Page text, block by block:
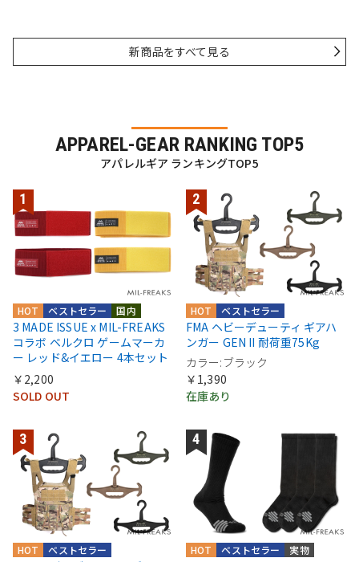
新商品をすべて見る
APPAREL-GEAR RANKING TOP5
アパレルギア ランキングTOP5
国内
ベストセラー
HOT
3 MADE ISSUE x MIL-FREAKS
コラボ ベルクロ ゲームマーカ
ー レッド&イエロー 4本セット
￥2,200
SOLD OUT
ベストセラー
HOT
FMA ヘビーデューティ ギアハ
ンガー GEN II 耐荷重75Kg
カラー:ブラック
￥1,390
在庫あり
ベストセラー
HOT 実物
ベストセラー
HOT